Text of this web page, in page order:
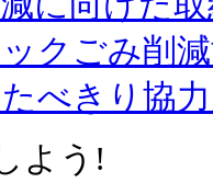
クごみ削
べきり協
よう!